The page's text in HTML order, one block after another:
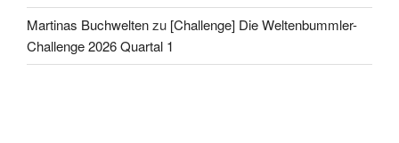
Martinas Buchweltenzu [Challenge] Die Weltenbummler-
Challenge 2026 Quartal 1